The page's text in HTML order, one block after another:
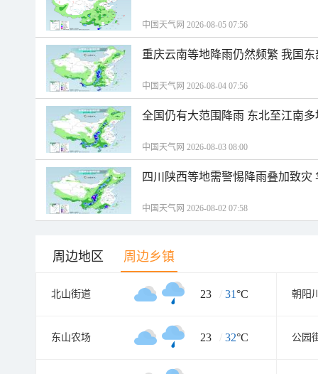
中国天气网 2026-08-05 07:56
重庆云南等地降雨仍然频繁 我国
中国天气网 2026-08-04 07:56
全国仍有大范围降雨 东北至江南
中国天气网 2026-08-03 08:00
四川陕西等地需警惕降雨叠加致
中国天气网 2026-08-02 07:58
周边地区 周边乡镇
北山街道 23 / 31°C 朝阳
东山农场 23 / 32°C 公园